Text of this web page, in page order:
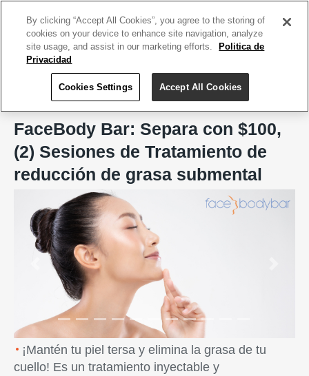
FaceBody Bar, San Juan
FaceBody Bar: Separa con $100,
(2) Sesiones de Tratamiento de
reducción de grasa submental
Previous
¡Mantén tu piel tersa y elimina la grasa de tu
cuello! Es un tratamiento inyectable y
By clicking “Accept All Cookies”, you agree to the storing of
cookies on your device to enhance site navigation, analyze
site usage, and assist in our marketing efforts.
Politica de
Privacidad
Cookies Settings Accept All Cookies